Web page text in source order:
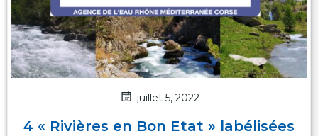
juillet 5, 2022
4 « Rivières en Bon Etat » labélisées